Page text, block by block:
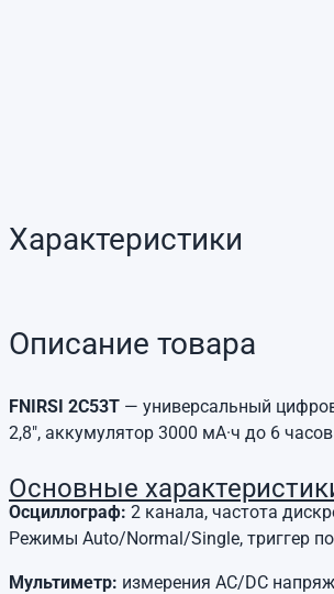
Характеристики
Описание товара
FNIRSI 2C53T — универсальный
2,8", аккумулятор 3000 мА·ч до 6
Основные
Осциллограф: 2 канала, частота
Режимы Auto/Normal/Single, триггер
Мультиметр: измерения AC/DC